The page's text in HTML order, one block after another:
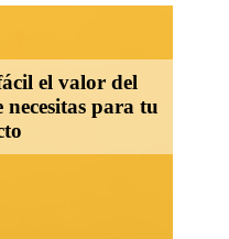
el valor del
necesitas para tu